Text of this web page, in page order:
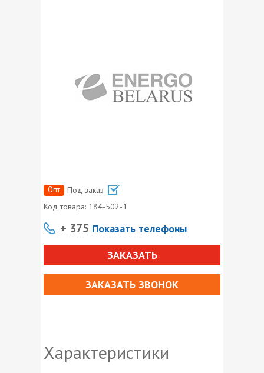
Опт
Под заказ
Код товара: 184-502-1
+ 375 Показать телефоны
ЗАКАЗАТЬ
ЗАКАЗАТЬ ЗВОНОК
Характеристики